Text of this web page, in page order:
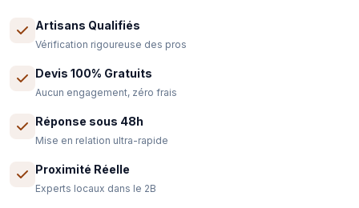
Artisans Qualifiés
Vérification rigoureuse des pros
Devis 100% Gratuits
Aucun engagement, zéro frais
Réponse sous 48h
Mise en relation ultra-rapide
Proximité Réelle
Experts locaux dans le 2B